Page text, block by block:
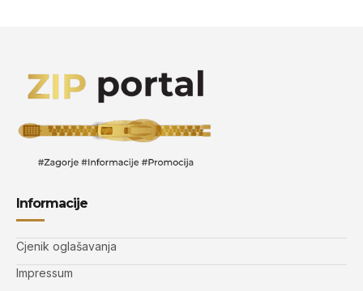
Informacije
Cjenik oglašavanja
Impressum